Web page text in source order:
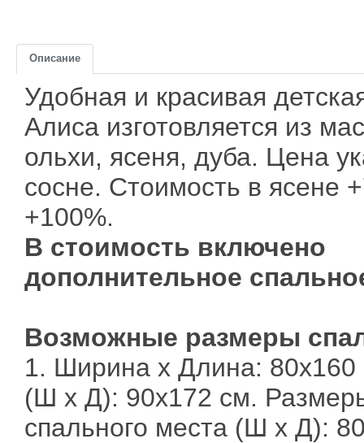
Описание
Удобная и красивая
Алиса изготовляется из
ольхи, ясеня, дуба. Цена
сосне. Стоимость в ясене
+100%.
В стоимость включено
дополнительное
Возможные размеры
1. Ширина х Длина:
(Ш х Д): 90х172 см.
спального места (Ш х Д):